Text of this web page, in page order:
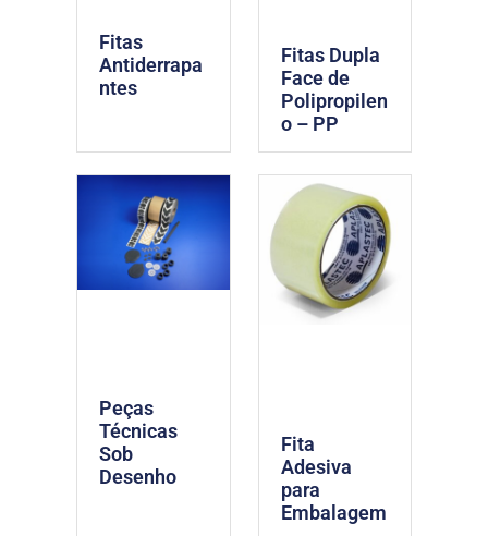
Fitas
Antiderrapa
ntes
Fitas Dupla
Face de
Polipropilen
o – PP
Peças
Técnicas
Sob
Desenho
Fita
Adesiva
para
Embalagem